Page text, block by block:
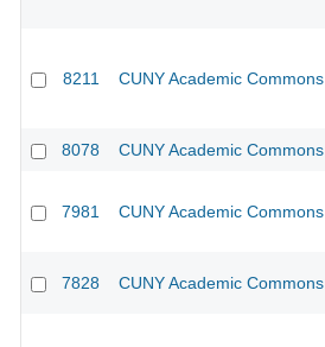
8211 CUNY Academic Commons
8078 CUNY Academic Commons
7981 CUNY Academic Commons
7828 CUNY Academic Commons